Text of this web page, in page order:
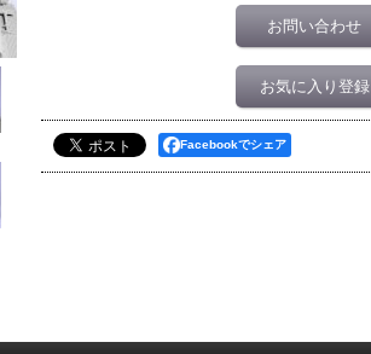
お問い合わせ
お気に入り登録
Facebookでシェア